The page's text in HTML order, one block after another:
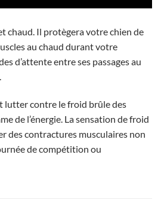
chaud. Il protègera votre chien de
au chaud durant votre
d’attente entre ses passages au
lutter contre le froid brûle des
de l’énergie. La sensation de froid
des contractures musculaires non
de compétition ou